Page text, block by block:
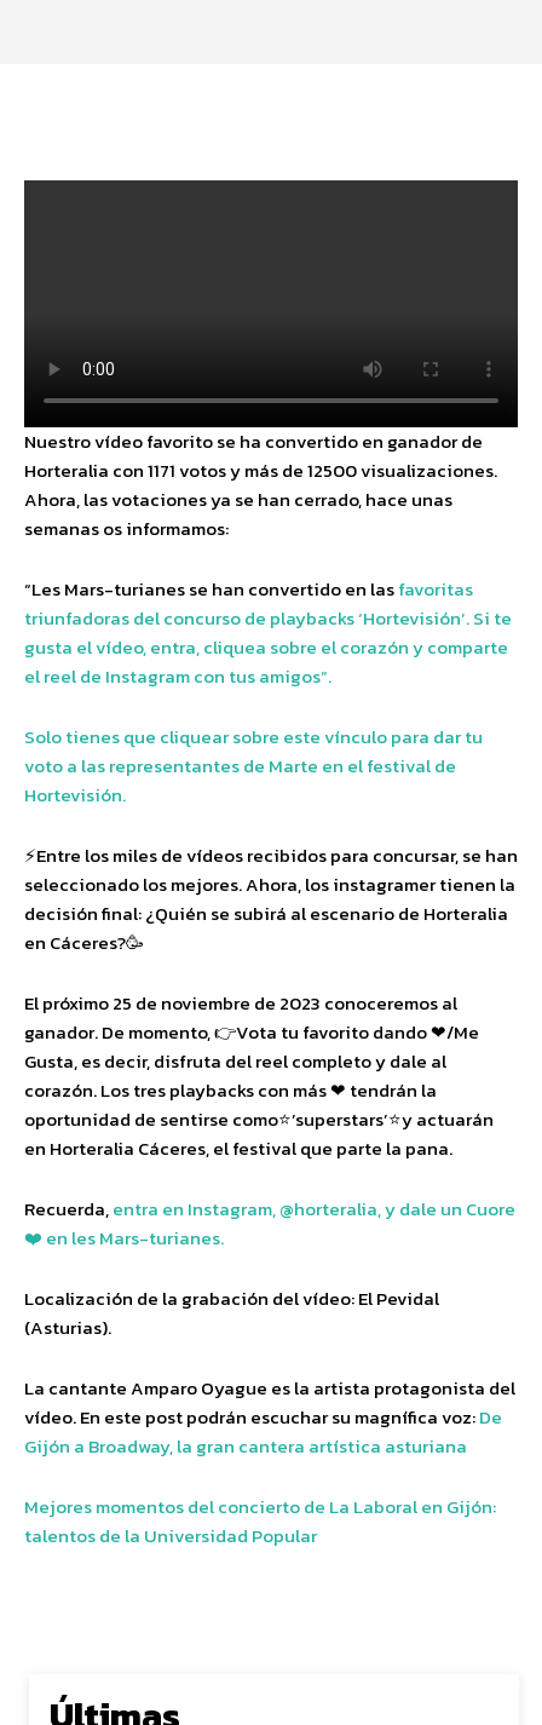
Nuestro vídeo favorito se ha convertido en ganador de
Horteralia con 1171 votos y más de 12500 visualizaciones.
Ahora, las votaciones ya se han cerrado, hace unas
semanas os informamos:
“Les Mars-turianes se han convertido en lasfavoritas
triunfadoras del concurso de playbacks ‘Hortevisión’. Si te
gusta el vídeo, entra, cliquea sobre el corazón y comparte
el reel de Instagram con tus amigos”.
Solo tienes que cliquear sobre este vínculo para dar tu
voto a las representantes de Marte en el festival de
Hortevisión.
⚡Entre los miles de vídeos recibidos para concursar, se han
seleccionado los mejores. Ahora, los instagramer tienen la
decisión final: ¿Quién se subirá al escenario de Horteralia
en Cáceres?🥳
El próximo 25 de noviembre de 2023 conoceremos al
ganador. De momento, 👉Vota tu favorito dando ❤/Me
Gusta, es decir, disfruta del reel completo y dale al
corazón. Los tres playbacks con más ❤ tendrán la
oportunidad de sentirse como⭐’superstars’⭐y actuarán
en Horteralia Cáceres, el festival que parte la pana.
Recuerda,entra en Instagram, @horteralia, y dale un Cuore
❤️ en les Mars-turianes.
Localización de la grabación del vídeo: El Pevidal
(Asturias).
La cantante Amparo Oyague es la artista protagonista del
vídeo. En este post podrán escuchar su magnífica voz:De
Gijón a Broadway, la gran cantera artística asturiana
Mejores momentos del concierto de La Laboral en Gijón:
talentos de la Universidad Popular